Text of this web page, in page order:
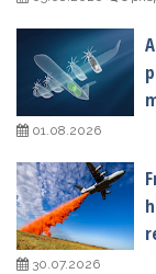
01.08.2026
30.07.2026